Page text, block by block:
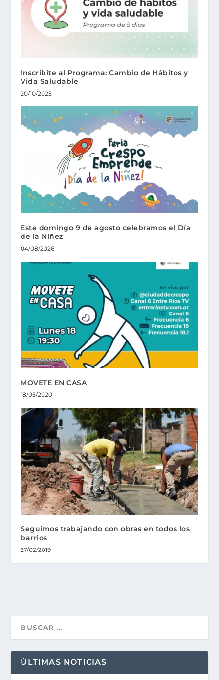
Inscribite al Programa: Cambio de Hábitos y
Vida Saludable
20/10/2025
Este domingo 9 de agosto celebramos el Día
de la Niñez
04/08/2026
MOVETE EN CASA
18/05/2020
Seguimos trabajando con obras en todos los
barrios
27/02/2019
ÚLTIMAS NOTICIAS